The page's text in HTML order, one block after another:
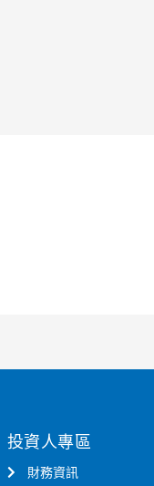
投資人專區
財務資訊